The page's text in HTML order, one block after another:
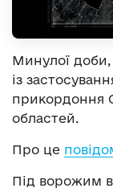
Минулої доби,
із
прикордоння
областей.
Про це
Під ворожим